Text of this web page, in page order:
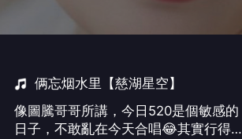
俩忘烟水里【慈湖星空】
像圖騰哥哥所講，今日520是個敏感的
日子，不敢亂在今天合唱😂其實行得正